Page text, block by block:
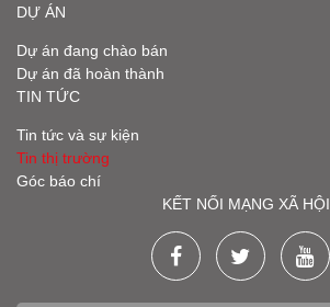
DỰ ÁN
Dự án đang chào bán
Dự án đã hoàn thành
TIN TỨC
Tin tức và sự kiện
Tin thị trường
Góc báo chí
KẾT NỐI MẠNG XÃ HỘI